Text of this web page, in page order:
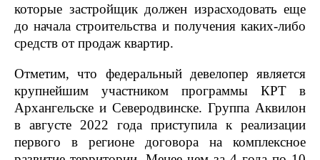
которые застройщик должен израсходовать еще
до начала строительства и получения каких-либо
средств от продаж квартир.
Отметим, что федеральный девелопер является
крупнейшим участником программы КРТ в
Архангельске и Северодвинске. Группа Аквилон
в августе 2022 года приступила к реализации
первого в регионе договора на комплексное